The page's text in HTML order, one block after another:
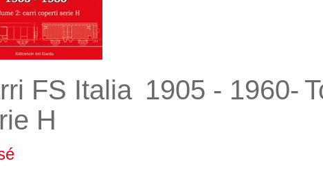
FS Italia 1905 - 1960-
H